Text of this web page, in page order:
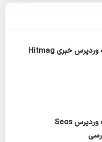
دانلود رایگان قالب وردپرس خبری Hitmag
دانلود رایگان قالب وردپرس Seos